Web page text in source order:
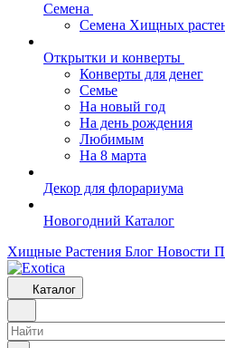
Семена
Семена Хищных
Открытки и конверты
Конверты для денег
Семье
На новый год
На день рождения
Любимым
На 8 марта
Декор для флорариума
Новогодний Каталог
Хищные Растения Блог Новости
Каталог